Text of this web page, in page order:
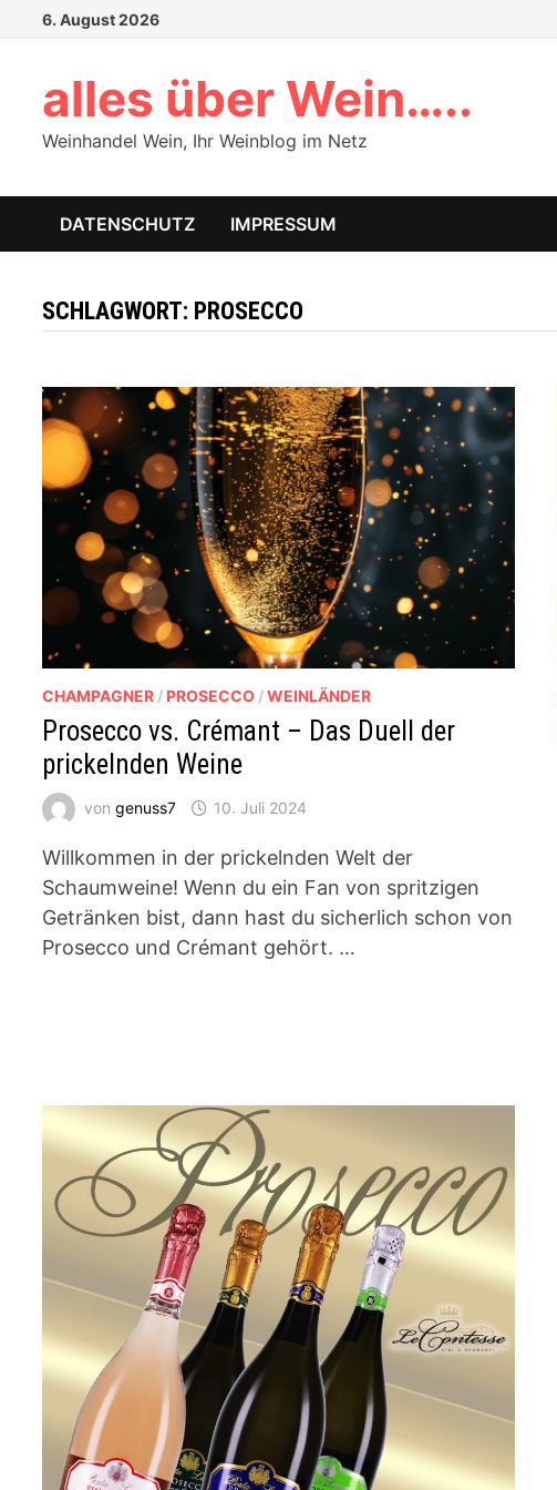
6. August 2026
alles über Wein…..
Weinhandel Wein, Ihr Weinblog im Netz
DATENSCHUTZ IMPRESSUM
SCHLAGWORT: PROSECCO
CHAMPAGNER / PROSECCO /WEINLÄNDER
Prosecco vs. Crémant – Das Duell der
prickelnden Weine
vongenuss7 10. Juli 2024
Willkommen in der prickelnden Welt der
Schaumweine! Wenn du ein Fan von spritzigen
Getränken bist, dann hast du sicherlich schon von
Prosecco und Crémant gehört. …